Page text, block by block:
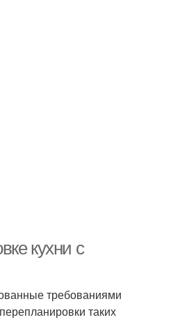
кухни с
требованиями
таких